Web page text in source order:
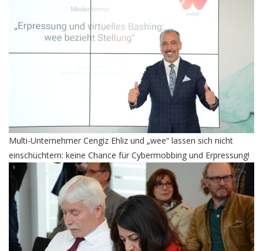
Multi-Unternehmer Cengiz Ehliz und „wee“ lassen sich nicht
einschüchtern: keine Chance für Cybermobbing und Erpressung!